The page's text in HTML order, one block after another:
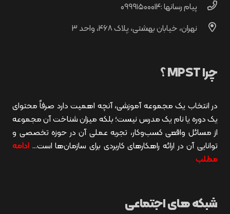
پیام رسانها :۰۹۹۹۱۵۰۰۰۱۴
نهران، خیابان بهشتی، پلاک ۴۶۸، واحد ۳
چرا MPST ؟
در انتخاب یک مجموعه آموزشی، آنچه اهمیت دارد صرفاً محتوای
یک دوره یا نام یک مدرس نیست؛ بلکه میزان شناخت آن مجموعه
از مسائل واقعی کسب‌وکار، تجربه عملی آن در حوزه تخصصی و
توانایی آن در ارائه راهکارهای کاربردی برای سازمان‌ها است… ادامه
مطلب
شبکه های اجتماعی